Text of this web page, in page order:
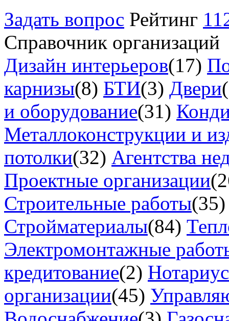
Задать вопрос Рейтинг
Справочник организаций
Дизайн интерьеров(17)
карнизы(8) БТИ(3) Двери
и оборудование(31)
Металлоконструкции и
потолки(32) Агентства
Проектные организации
Строительные работы(35)
Стройматериалы(84)
Электромонтажные
кредитование(2)
организации(45)